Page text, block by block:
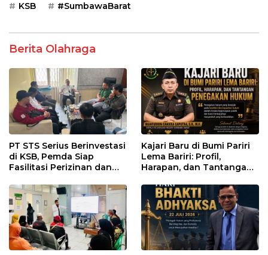
KSB #SumbawaBarat
Berita Olahraga
PT STS Serius Berinvestasi
di KSB, Pemda Siap
Fasilitasi Perizinan dan
Regulasi
Kajari Baru di Bumi Pariri
Lema Bariri: Profil,
Harapan, dan Tantangan